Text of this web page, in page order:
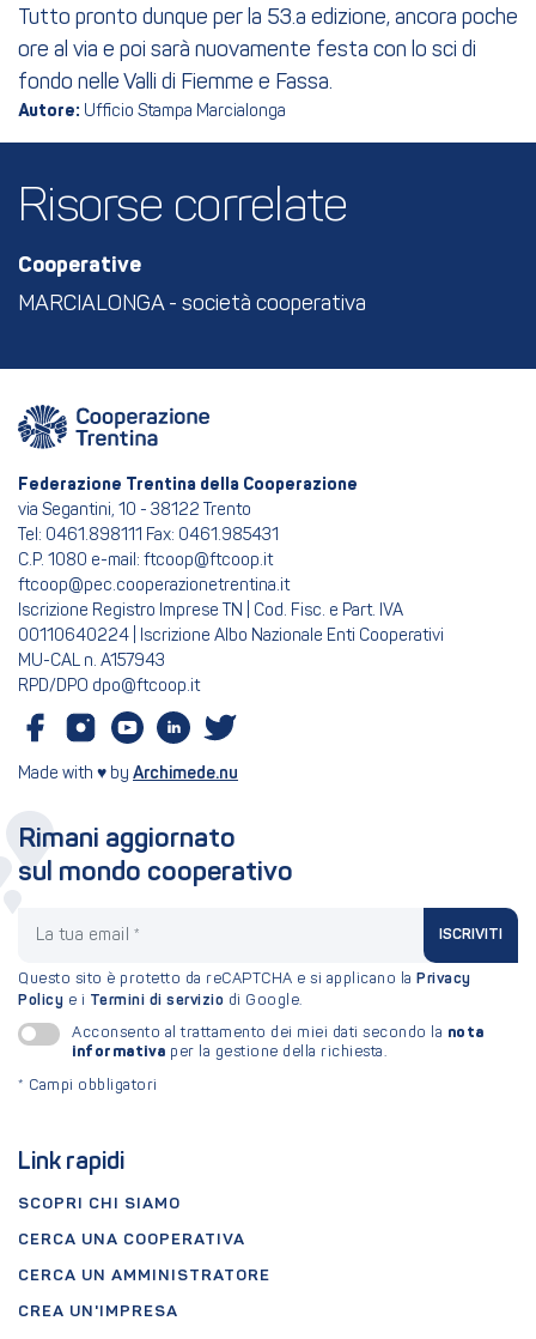
Tutto pronto dunque per la 53.a edizione, ancora poche
ore al via e poi sarà nuovamente festa con lo sci di
fondo nelle Valli di Fiemme e Fassa.
Autore: Ufficio Stampa Marcialonga
Risorse correlate
Cooperative
MARCIALONGA - società cooperativa
Federazione Trentina della Cooperazione
via Segantini, 10 - 38122 Trento
Tel: 0461.898111 Fax: 0461.985431
C.P. 1080 e-mail: ftcoop@ftcoop.it
ftcoop@pec.cooperazionetrentina.it
Iscrizione Registro Imprese TN | Cod. Fisc. e Part. IVA
00110640224 | Iscrizione Albo Nazionale Enti Cooperativi
MU-CAL n. A157943
RPD/DPO dpo@ftcoop.it
Made with ♥ by Archimede.nu
Link rapidi
SCOPRI CHI SIAMO
CERCA UNA COOPERATIVA
CERCA UN AMMINISTRATORE
CREA UN'IMPRESA
Rimani aggiornato
sul mondo cooperativo
ISCRIVITI
Questo sito è protetto da reCAPTCHA e si applicano la Privacy
Policy e i Termini di servizio di Google.
Acconsento al trattamento dei miei dati secondo la nota
informativa per la gestione della richiesta.
* Campi obbligatori